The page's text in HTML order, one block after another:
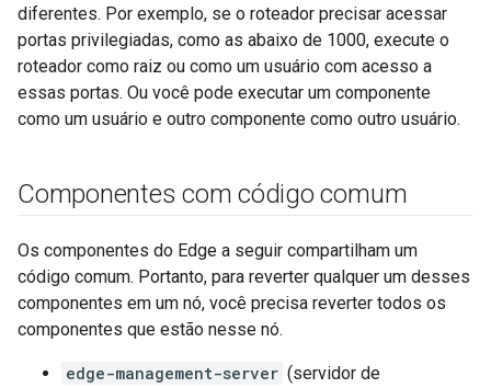
diferentes. Por exemplo, se o roteador precisar acessar
portas privilegiadas, como as abaixo de 1000, execute o
roteador como raiz ou como um usuário com acesso a
essas portas. Ou você pode executar um componente
como um usuário e outro componente como outro usuário.
Componentes com código comum
Os componentes do Edge a seguir compartilham um
código comum. Portanto, para reverter qualquer um desses
componentes em um nó, você precisa reverter todos os
componentes que estão nesse nó.
edge-management-server (servidor de